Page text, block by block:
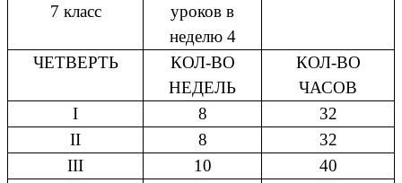
7 класс
уроков в
неделю 4
ЧЕТВЕРТЬ
КОЛ-ВО
НЕДЕЛЬ
КОЛ-ВО
ЧАСОВ
I
8
32
II
8
32
III
10
40